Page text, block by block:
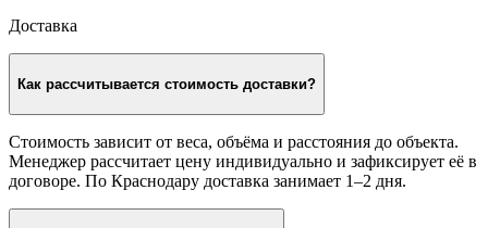
Доставка
Как рассчитывается стоимость доставки?
Стоимость зависит от веса, объёма и расстояния до объекта.
Менеджер рассчитает цену индивидуально и зафиксирует её в
договоре. По Краснодару доставка занимает 1–2 дня.